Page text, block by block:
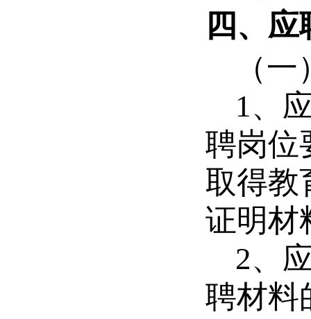
四、
（
1、
聘岗位
取得教
证明材
2、
聘材料